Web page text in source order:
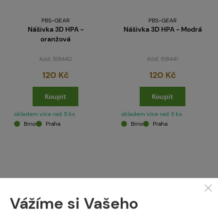
PBS-GEAR
Nášivka 3D HPA -
oranžová
Kód: 518440
120 Kč
Koupit
skladem více než 5 ks
Brno
Praha
PBS-GEAR
Nášivka 3D HPA - Modrá
Kód: 518441
120 Kč
Koupit
skladem více než 5 ks
Brno
Praha
Vážíme si Vašeho